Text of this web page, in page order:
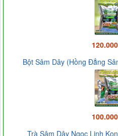
Bột Sâm Dây (Hồng Đẳng
Trà Sâm Dây Ngọc Linh